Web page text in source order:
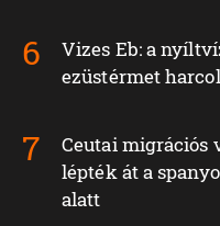
Vizes Eb: a
ezüstérmet
Ceutai migrációs
lépték át a
alatt